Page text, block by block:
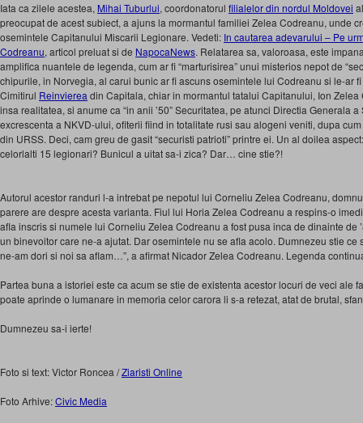
Iata ca zilele acestea, Mihai Tuburlui, coordonatorul filialelor din nordul Moldovei
preocupat de acest subiect, a ajuns la mormantul familiei Zelea Codreanu, unde
osemintele Capitanului Miscarii Legionare. Vedeti: In cautarea adevarului – Pe
Codreanu, articol preluat si de NapocaNews. Relatarea sa, valoroasa, este
amplifica nuantele de legenda, cum ar fi “marturisirea” unui misterios nepot de
chipurile, in Norvegia, al carui bunic ar fi ascuns osemintele lui Codreanu si le-ar fi
Cimitirul Reinvierea din Capitala, chiar in mormantul tatalui Capitanului, Ion
insa realitatea, si anume ca “in anii ’50” Securitatea, pe atunci Directia Generala
excrescenta a NKVD-ului, ofiterii fiind in totalitate rusi sau alogeni veniti, dupa
din URSS. Deci, cam greu de gasit “securisti patrioti” printre ei. Un al doilea
celorlalti 15 legionari? Bunicul a uitat sa-i zica? Dar… cine stie?!
Autorul acestor randuri l-a intrebat pe nepotul lui Corneliu Zelea Codreanu,
parere are despre acesta varianta. Fiul lui Horia Zelea Codreanu a respins-o
afla inscris si numele lui Corneliu Zelea Codreanu a fost pusa inca de dinainte de
un binevoitor care ne-a ajutat. Dar osemintele nu se afla acolo. Dumnezeu stie ce
ne-am dori si noi sa aflam…”, a afirmat Nicador Zelea Codreanu. Legenda
Partea buna a istoriei este ca acum se stie de existenta acestor locuri de veci ale
poate aprinde o lumanare in memoria celor carora li s-a retezat, atat de brutal,
Dumnezeu sa-i ierte!
Foto si text: Victor Roncea /Ziaristi Online
Foto Arhive:Civic Media